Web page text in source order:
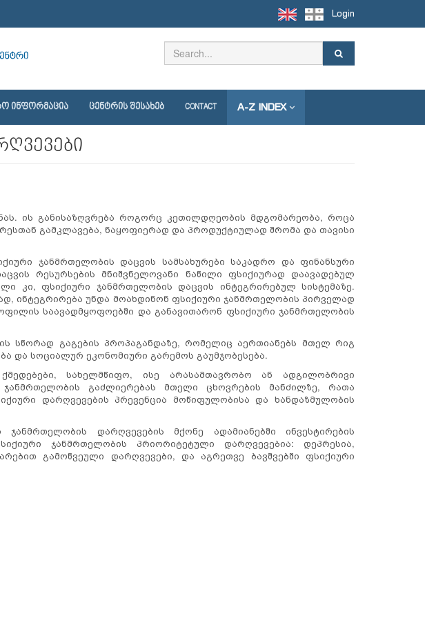
Login
ᲘᲜᲤᲝᲠᲛᲐᲪᲘᲐ ᲪᲔᲜᲢᲠᲘᲡ ᲨᲔᲡᲐᲮᲔᲑ CONTACT A-Z INDEX
ის განისაზღვრება როგორც კეთილდღეობის მდგომარეობა, როცა
გამკლავება, ნაყოფიერად და პროდუქტიულად შრომა და თავისი
ჯანმრთელობის დაცვის სამსახურები საკადრო და ფინანსური
რესურსების მნიშვნელოვანი ნაწილი ფსიქიურად დაავადებულ
კი, ფსიქიური ჯანმრთელობის დაცვის ინტეგრირებულ სისტემაზე.
ინტეგრირება უნდა მოახდინონ ფსიქიური ჯანმრთელობის პირველად
საავადმყოფოებში და განავითარონ ფსიქიური ჯანმრთელობის
სწორად გაგების პროპაგანდაზე, რომელიც აერთიანებს მთელ რიგ
და სოციალურ ეკონომიური გარემოს გაუმჯობესება.
სახელმწიფო, ისე არასამთავრობო ან ადგილობრივი
გაძლიერებას მთელი ცხოვრების მანძილზე, რათა
დარღვევების პრევენცია მოწიფულობისა და ხანდაზმულობის
დარღვევების მქონე ადამიანებში ინვესტირების
ჯანმრთელობის პრიორიტეტული დარღვევებია: დეპრესია,
გამოწვეული დარღვევები, და აგრეთვე ბავშვებში ფსიქიური